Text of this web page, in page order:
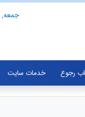
جمعه, 16 مرداد 1405
رجوع خدمات سایت